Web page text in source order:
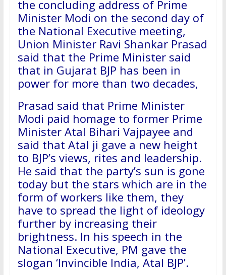
the concluding address of Prime
Minister Modi on the second day of
the National Executive meeting,
Union Minister Ravi Shankar Prasad
said that the Prime Minister said
that in Gujarat BJP has been in
power for more than two decades,
Prasad said that Prime Minister
Modi paid homage to former Prime
Minister Atal Bihari Vajpayee and
said that Atal ji gave a new height
to BJP’s views, rites and leadership.
He said that the party’s sun is gone
today but the stars which are in the
form of workers like them, they
have to spread the light of ideology
further by increasing their
brightness. In his speech in the
National Executive, PM gave the
slogan ‘Invincible India, Atal BJP’.